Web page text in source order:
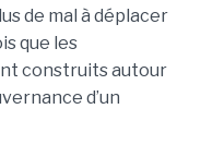
de mal à déplacer
que les
construits autour
d’un